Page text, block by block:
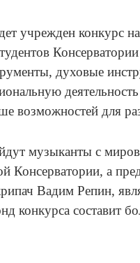
учрежден конкурс
духовые
возможностей для
музыканты с
Консерватории, а
Вадим Репин,
конкурса составит